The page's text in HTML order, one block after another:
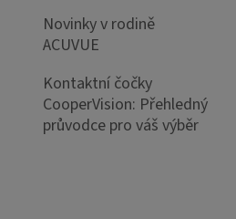
Novinky v rodině
ACUVUE
Kontaktní čočky
CooperVision: Přehledný
průvodce pro váš výběr